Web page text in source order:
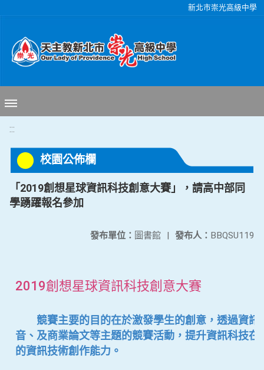
新北市崇光高級中學
:::
校園公佈欄
「2019創想星球資訊科技創意大賽」，請高中部同
學踴躍報名參加
發布人： BBQSU119
發布單位： 圖書館 |
2019創想星球資訊科技創意大賽
競賽主要的目的在於激發學生的創意，透過資訊
音、及商業論文等主題的競賽活動，提升資訊科技
的資訊技術創作能力。